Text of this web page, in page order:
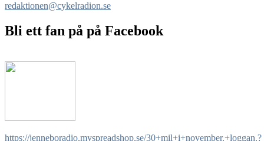
redaktionen@cykelradion.se
Bli ett fan på på Facebook
https://jenneboradio.myspreadshop.se/30+mil+i+november.+loggan.?